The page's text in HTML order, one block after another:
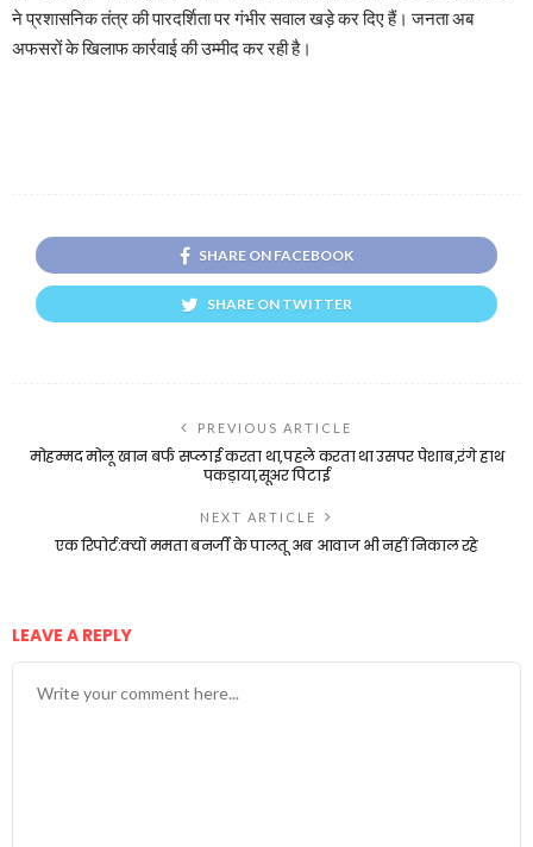
ने प्रशासनिक तंत्र की पारदर्शिता पर गंभीर सवाल खड़े कर दिए हैं। जनता अब
अफसरों के खिलाफ कार्रवाई की उम्मीद कर रही है।
SHARE ON FACEBOOK
SHARE ON TWITTER
PREVIOUS ARTICLE
मोहम्मद मोलू खान बर्फ सप्लाई करता था,पहले करता था उसपर पेशाब,रंगे हाथ
पकड़ाया,सूअर पिटाई
NEXT ARTICLE
एक रिपोर्ट:क्यों ममता बनर्जी के पालतू अब आवाज भी नहीं निकाल रहे
LEAVE A REPLY